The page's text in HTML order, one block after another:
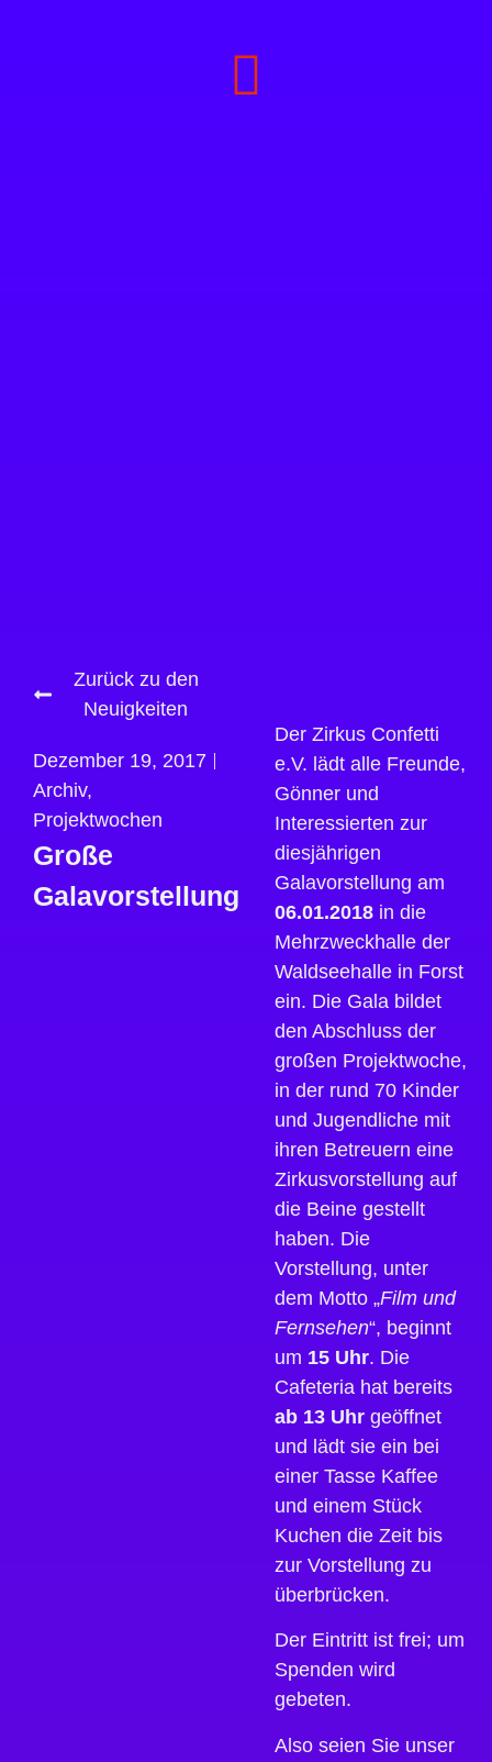
Zurück zu den
Neuigkeiten
Dezember 19, 2017
Archiv,
Projektwochen
Große
Galavorstellung
Der Zirkus Confetti
e.V. lädt alle Freunde,
Gönner und
Interessierten zur
diesjährigen
Galavorstellung am
06.01.2018in die
Mehrzweckhalle der
Waldseehalle in Forst
ein. Die Gala bildet
den Abschluss der
großen Projektwoche,
in der rund 70 Kinder
und Jugendliche mit
ihren Betreuern eine
Zirkusvorstellung auf
die Beine gestellt
haben. Die
Vorstellung, unter
dem Motto „Film und
Fernsehen“, beginnt
um 15 Uhr. Die
Cafeteria hat bereits
ab 13 Uhrgeöffnet
und lädt sie ein bei
einer Tasse Kaffee
und einem Stück
Kuchen die Zeit bis
zur Vorstellung zu
überbrücken.
Der Eintritt ist frei; um
Spenden wird
gebeten.
Also seien Sie unser